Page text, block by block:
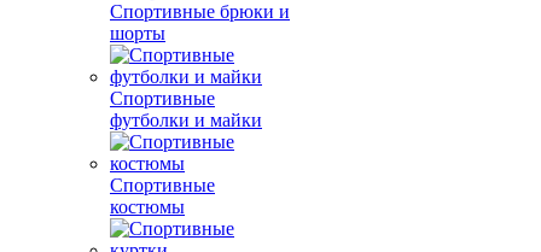
Спортивные брюки и
шорты
Спортивные
футболки и майки
Спортивные
костюмы